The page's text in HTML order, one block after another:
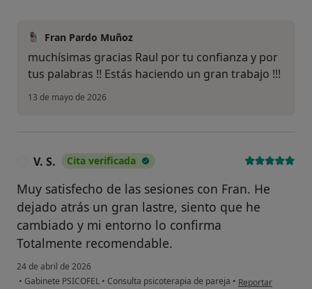
Fran Pardo Muñoz
muchísimas gracias Raul por tu confianza y por
tus palabras !! Estás haciendo un gran trabajo !!!
13 de mayo de 2026
V. S. Cita verificada
Muy satisfecho de las sesiones con Fran. He
dejado atrás un gran lastre, siento que he
cambiado y mi entorno lo confirma
Totalmente recomendable.
24 de abril de 2026
• Gabinete PSICOFEL • Consulta psicoterapia de pareja • en opinión del
Reportar